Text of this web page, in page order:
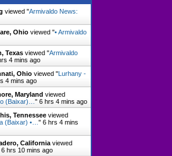
viewed "Armivaldo News:
Ohio viewed "• Armivaldo
Texas viewed "Armivaldo
4 mins ago
Ohio viewed "Lurhany -
4 mins ago
Maryland viewed
(Baixar)…"6 hrs 4 mins ago
Tennessee viewed
(Baixar) •…"6 hrs 4 mins
California viewed
6 hrs 10 mins ago